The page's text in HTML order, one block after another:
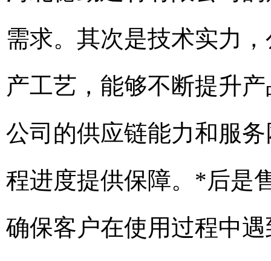
需求。其次是技术实力
产工艺，能够不断提升
公司的供应链能力和服
程进度提供保障。*后是
确保客户在使用过程中